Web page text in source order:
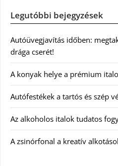
Legutóbbi bejegyzések
Autóüvegjavítás időben:
drága cserét!
A konyak helye a prémium
Autófestékek a tartós és szép
Az alkoholos italok tudatos
A zsinórfonal a kreatív